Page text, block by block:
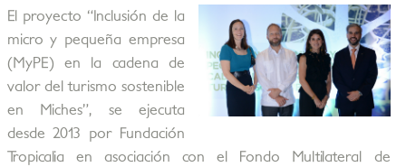
El proyecto “Inclusión de la
micro y pequeña empresa
(MyPE) en la cadena de
valor del turismo sostenible
en Miches”, se ejecuta
desde 2013 por Fundación
Tropicalia en asociación con el Fondo Multilateral de